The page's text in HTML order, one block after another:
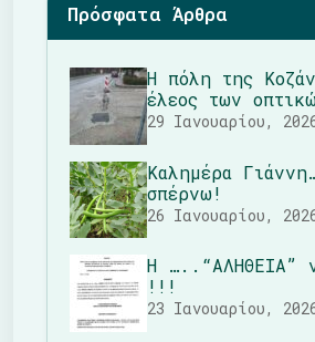
Πρόσφατα Άρθρα
Η πόλη της
έλεος των
29 Ιανουαρίου,
Καλημέρα
σπέρνω!
26 Ιανουαρίου,
Η …..“ΑΛΗΘΕΙΑ”
!!!
23 Ιανουαρίου,